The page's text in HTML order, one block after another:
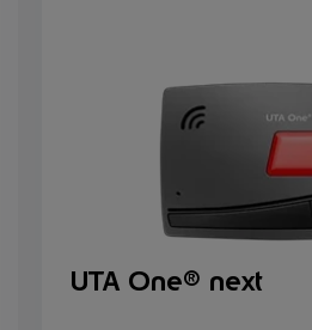
UTA One® next